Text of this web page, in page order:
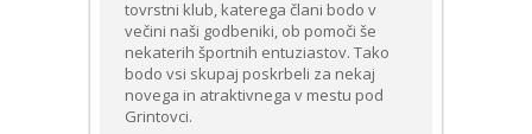
tovrstni klub, katerega člani bodo v
večini naši godbeniki, ob pomoči še
nekaterih športnih entuziastov. Tako
bodo vsi skupaj poskrbeli za nekaj
novega in atraktivnega v mestu pod
Grintovci.